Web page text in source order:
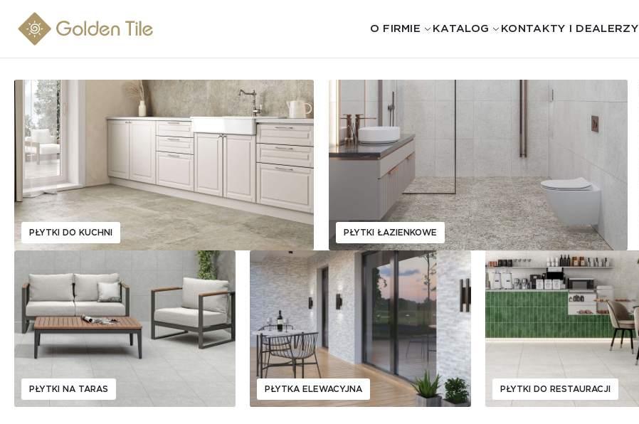
O FIRMIE KATALOG KONTAKTY I DEALERZY
PŁYTKI DO KUCHNI PŁYTKI ŁAZIENKOWE
PŁYTKI NA TARAS PŁYTKA ELEWACYJNA PŁYTKI DO RESTAURACJI